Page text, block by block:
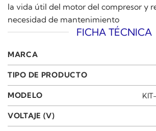
la vida útil del motor del compresor y
necesidad de mantenimiento
FICHA TÉCNICA
MARCA
TIPO DE PRODUCTO
MODELO
VOLTAJE (V)